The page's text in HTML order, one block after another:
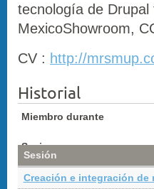
tecnología de
MexicoShowroom,
CV : http://
Historial
Miembro durante
Sesiones
Sesión
Creación e integración de